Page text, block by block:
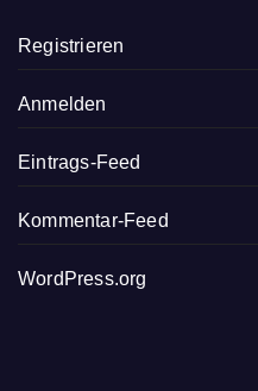
Registrieren
Anmelden
Eintrags-Feed
Kommentar-Feed
WordPress.org